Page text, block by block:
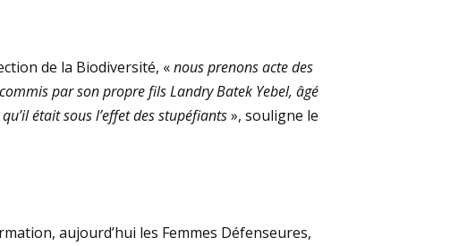
de la Biodiversité, «nous prenons acte des
par son propre fils Landry Batek Yebel, âgé
était sous l’effet des stupéfiants», souligne le
aujourd’hui les Femmes Défenseures,